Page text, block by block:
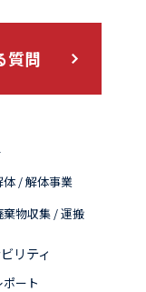
質問
体 / 解体事業
棄物収集 / 運搬
リティ
ート